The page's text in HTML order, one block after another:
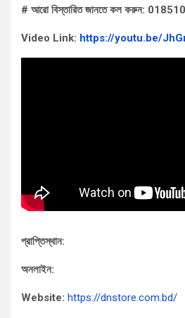
# আরো বিস্তারিত জানতে কল করুন:
Video Link: https://youtu.be/
প্রাপ্তিস্থান:
অনলাইন:
Website: https://dnstore.com.bd/